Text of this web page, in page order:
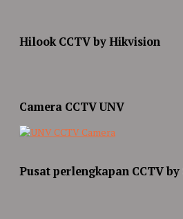
Hilook CCTV by Hikvision
Camera CCTV UNV
Pusat perlengkapan CCTV by